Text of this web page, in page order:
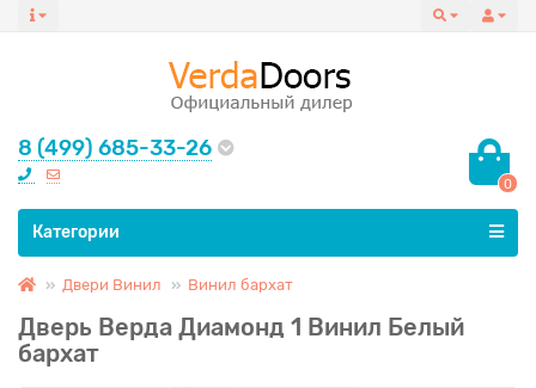
8 (499) 685-33-26
0
Все категории
Категории
Двери Винил Винил бархат
Дверь Верда Диамонд 1 Винил Белый
бархат